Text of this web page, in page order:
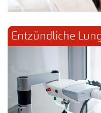
Entzündliche